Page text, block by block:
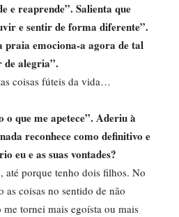
e reaprende”. Salienta que
e sentir de forma diferente”.
praia emociona-a agora de tal
de alegria”.
coisas fúteis da vida…
que me apetece”. Aderiu à
reconhece como definitivo e
eu e as suas vontades?
até porque tenho dois filhos. No
coisas no sentido de não
tornei mais egoísta ou mais